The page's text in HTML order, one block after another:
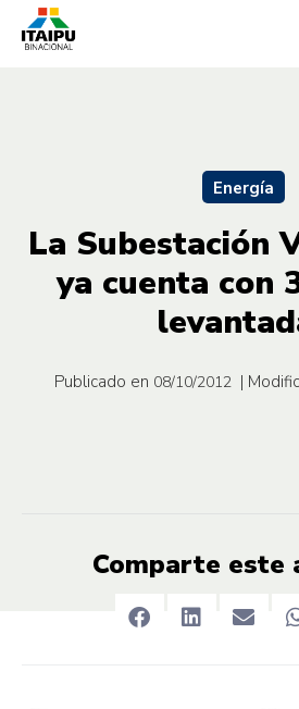
Energía
La Subestación
ya cuenta con
Publicado en 08/10/2012 |
Comparte este